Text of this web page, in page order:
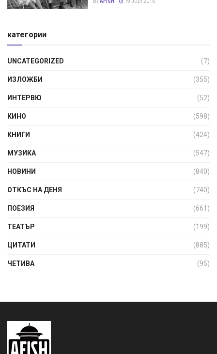
BYAFISH 19 JULY 2016
категории
UNCATEGORIZED (7)
ИЗЛОЖБИ (355)
ИНТЕРВЮ (52)
КИНО (598)
КНИГИ (424)
МУЗИКА (547)
НОВИНИ (840)
ОТКЪС НА ДЕНЯ (740)
ПОЕЗИЯ (661)
ТЕАТЪР (199)
ЦИТАТИ (885)
ЧЕТИВА (95)